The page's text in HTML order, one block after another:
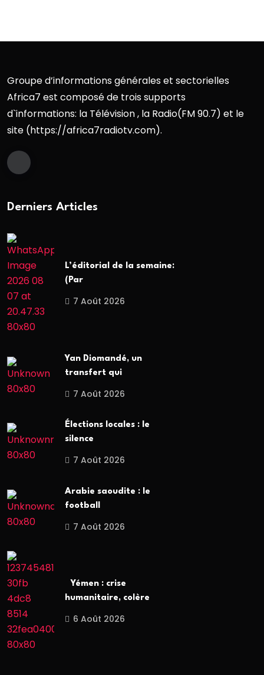
Groupe d’informations générales et sectorielles
Africa7 est composé de trois supports
d`informations: la Télévision , la Radio(FM 90.7) et le
site (https://africa7radiotv.com).
Derniers Articles
L’éditorial de la semaine:
(Par
7 Août 2026
Yan Diomandé, un
transfert qui
7 Août 2026
Élections locales : le
silence
7 Août 2026
Arabie saoudite : le
football
7 Août 2026
Yémen : crise
humanitaire, colère
6 Août 2026